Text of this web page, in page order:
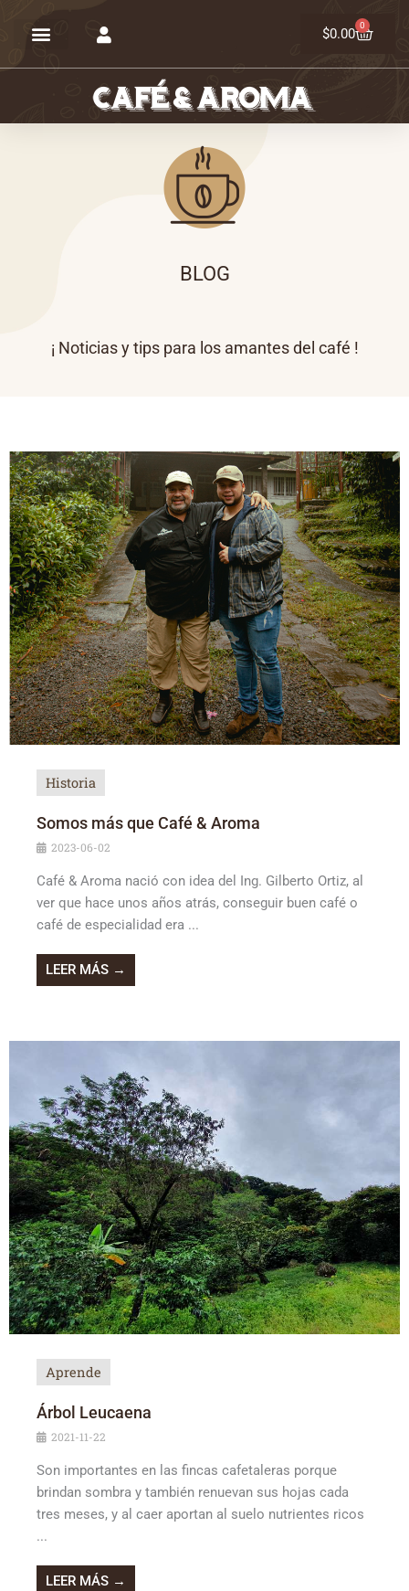
$0.00 0
Carrito
BLOG
¡ Noticias y tips para los amantes del café !
Historia
Somos más que Café & Aroma
2023-06-02
Café & Aroma nació con idea del Ing. Gilberto Ortiz, al
ver que hace unos años atrás, conseguir buen café o
café de especialidad era ...
LEER MÁS →
Aprende
Árbol Leucaena
2021-11-22
Son importantes en las fincas cafetaleras porque
brindan sombra y también renuevan sus hojas cada
tres meses, y al caer aportan al suelo nutrientes ricos
...
LEER MÁS →